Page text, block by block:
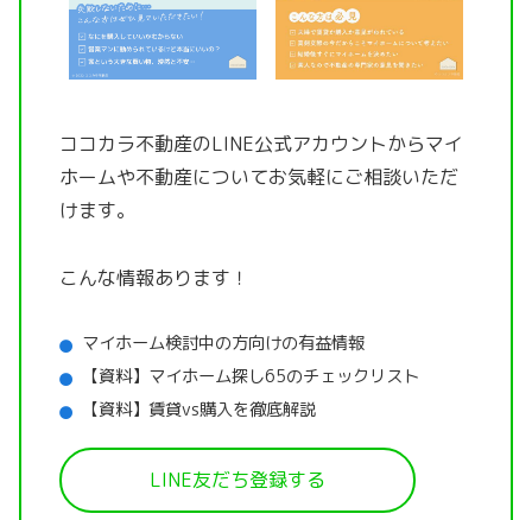
ココカラ不動産のLINE公式アカウントからマイ
ホームや不動産についてお気軽にご相談いただ
けます。
こんな情報あります！
マイホーム検討中の方向けの有益情報
【資料】マイホーム探し65のチェックリスト
【資料】賃貸vs購入を徹底解説
LINE友だち登録する